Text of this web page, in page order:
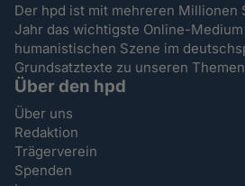
Der hpd ist mit mehreren Millionen
Jahr das wichtigste Online-
humanistischen Szene im
Grundsatztexte zu unseren
Über den hpd
Über uns
Redaktion
Trägerverein
Spenden